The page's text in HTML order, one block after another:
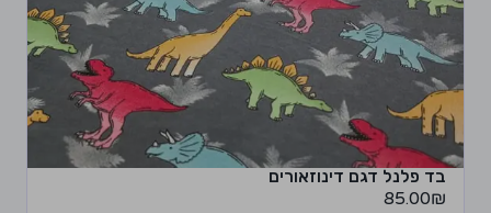
בד פלנל דגם דינוזאורים
85.00₪